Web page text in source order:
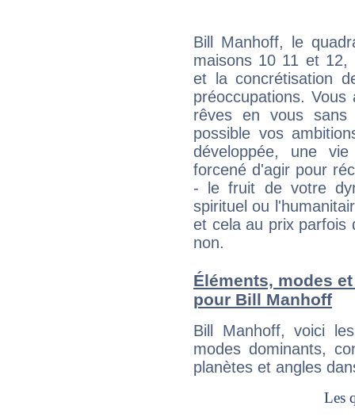
Bill Manhoff, le
maisons 10 11 et 12,
et la concrétisation
préoccupations.
rêves en vous sans
possible vos
développée, une
forcené d'agir pour
- le fruit de votre
spirituel ou
et cela au prix parfois
non.
Éléments, modes
pour Bill Manhoff
Bill Manhoff, voici
modes dominants,
planètes et angles